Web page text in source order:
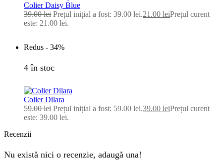
Colier Daisy Blue
39.00lei Prețul inițial a fost: 39.00 lei.21.00 leiPrețul curent
este: 21.00 lei.
Redus - 34%
4 în stoc
Colier Dilara
59.00lei Prețul inițial a fost: 59.00 lei.39.00 leiPrețul curent
este: 39.00 lei.
Recenzii
Nu există nici o recenzie, adaugă una!